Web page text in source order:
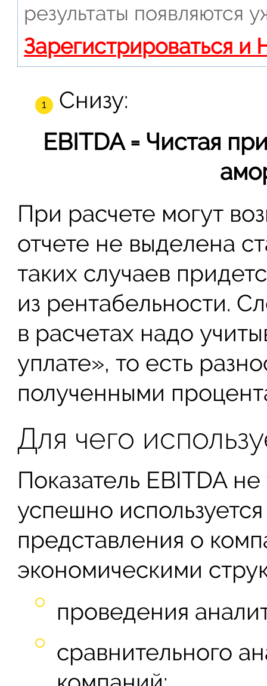
результаты появляются
Зарегистрироваться и
Снизу:
EBITDA = Чистая
При расчете могут
отчете не выделена
таких случаев
из рентабельности.
в расчетах надо
уплате», то есть
полученными
Для чего
Показатель EBITDA
успешно
представления о
экономическими
проведения
сравнительного